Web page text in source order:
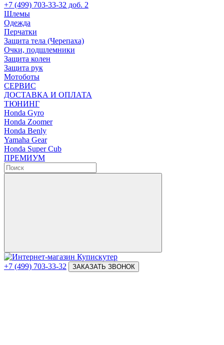
+7 (499) 703-33-32 доб. 2
Шлемы
Одежда
Перчатки
Защита тела (Черепаха)
Очки, подшлемники
Защита колен
Защита рук
Мотоботы
СЕРВИС
ДОСТАВКА И ОПЛАТА
ТЮНИНГ
Honda Gyro
Honda Zoomer
Honda Benly
Yamaha Gear
Honda Super Cub
ПРЕМИУМ
+7 (499) 703-33-32 ЗАКАЗАТЬ ЗВОНОК